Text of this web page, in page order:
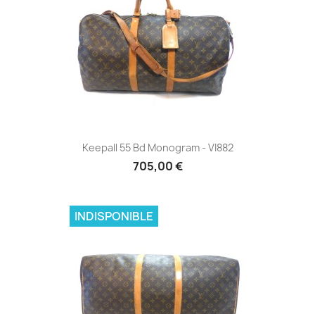
Keepall 55 Bd Monogram - VI882
705,00 €
INDISPONIBLE